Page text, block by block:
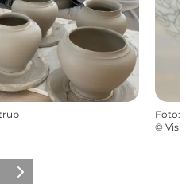
Foto:
©
Weiter